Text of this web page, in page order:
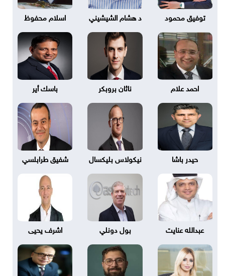
توفيق محمود د هشام الشيشيني اسلام محفوظ
احمد علام ناثان بروبكر باسك أير
حيدر باشا نيكولاس بليكسال شفيق طرابلسي
عبدالله عنايت بول دونلي اشرف يحيى